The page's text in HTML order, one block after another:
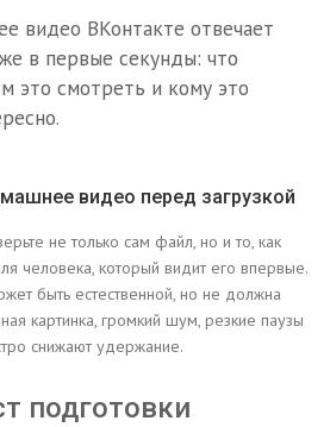
видео ВКонтакте отвечает
в первые секунды: что
это смотреть и кому это
видео перед загрузкой
не только сам файл, но и то, как
человека, который видит его впервые.
быть естественной, но не должна
картинка, громкий шум, резкие паузы
снижают удержание.
подготовки